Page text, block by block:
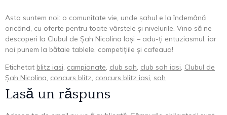
Asta suntem noi: o comunitate vie, unde șahul e la îndemână
oricând, cu oferte pentru toate vârstele și nivelurile. Vino să ne
descoperi la Clubul de Șah Nicolina Iași – adu-ți entuziasmul, iar
noi punem la bătaie tablele, competițiile și cafeaua!
Etichetat blitz iasi, campionate, club sah, club sah iasi, Clubul de
Șah Nicolina, concurs blitz, concurs blitz iasi, sah
Lasă un răspuns